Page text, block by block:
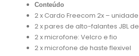
Conteúdo
2 x Cardo Freecom 2x –
2 x pares de alto-falantes JBL
2 x microfone: Velcro e fio
2 x microfone de haste flexivel